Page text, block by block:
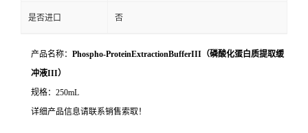
是否进口 否
产品名称： Phospho-ProteinExtractionBufferIII（磷酸化蛋白质提取缓
冲液III）
规格：250mL
详细产品信息请联系销售索取！